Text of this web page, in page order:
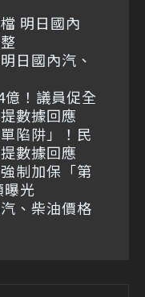
明日國內
日國內汽、
！議員促全
數據回應
陷阱」！民
數據回應
制加保「第
曝光
、柴油價格